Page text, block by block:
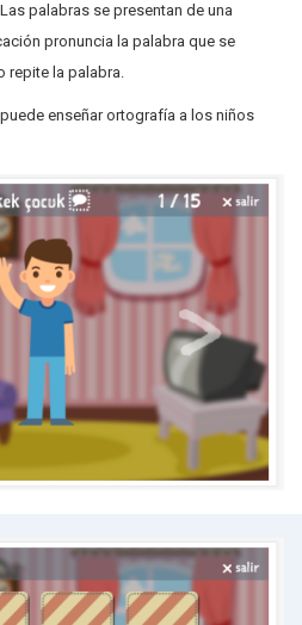
palabras se presentan de una
pronuncia la palabra que se
repite la palabra.
enseñar ortografía a los niños